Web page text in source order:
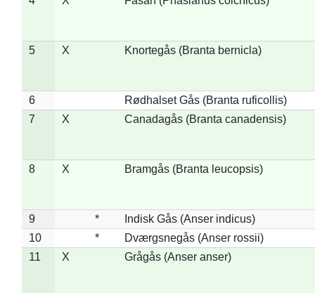
5 X Knortegås (Branta bernicla)
6
Rødhalset Gås (Branta ruficollis)
7
X Canadagås (Branta canadensis)
8 X Bramgås (Branta leucopsis)
9 *
Indisk Gås (Anser indicus)
10
*
Dværgsnegås (Anser rossii)
11
X Grågås (Anser anser)